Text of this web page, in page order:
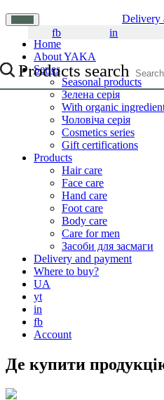
Delivery
in
fb
Products search
Home
About YAKA
Series
Seasonal products
Зелена серія
With organic
Чоловіча серія
Cosmetics series
Gift certifications
Products
Hair care
Face care
Hand care
Foot care
Body care
Care for men
Засоби для засмаги
Delivery and payment
Where to buy?
UA
yt
in
fb
Account
Де купити